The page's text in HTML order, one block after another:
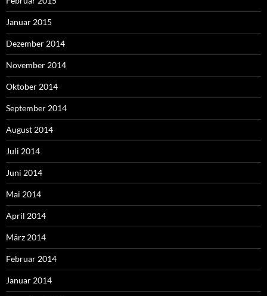
Januar 2015
Dezember 2014
November 2014
Oktober 2014
September 2014
August 2014
Juli 2014
Juni 2014
Mai 2014
April 2014
März 2014
Februar 2014
Januar 2014